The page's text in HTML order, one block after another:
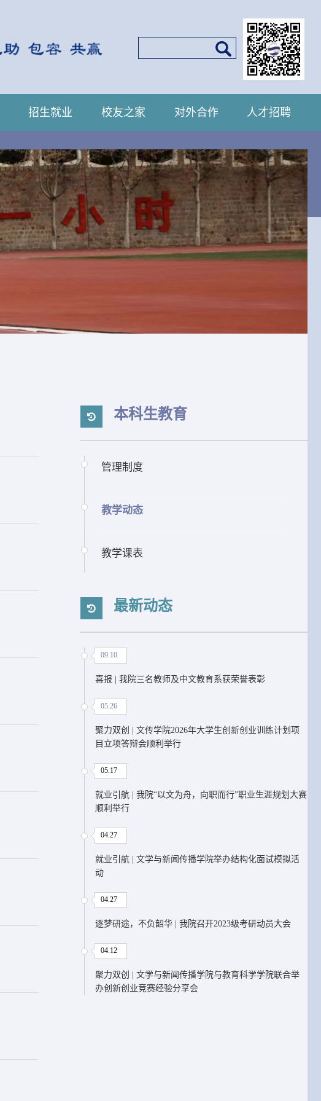
招生就业 校友之家 对外合作 人才招聘
本科生教育
管理制度
教学动态
教学课表
最新动态
09.10
喜报 | 我院三名教师及中文教育系获荣誉表彰
05.26
聚力双创 | 文传学院2026年大学生创新创业训练计划项
目立项答辩会顺利举行
05.17
就业引航 | 我院“以文为舟，向职而行”职业生涯规划大赛
顺利举行
04.27
就业引航 | 文学与新闻传播学院举办结构化面试模拟活
动
04.27
逐梦研途，不负韶华 | 我院召开2023级考研动员大会
04.12
聚力双创 | 文学与新闻传播学院与教育科学学院联合举
办创新创业竞赛经验分享会